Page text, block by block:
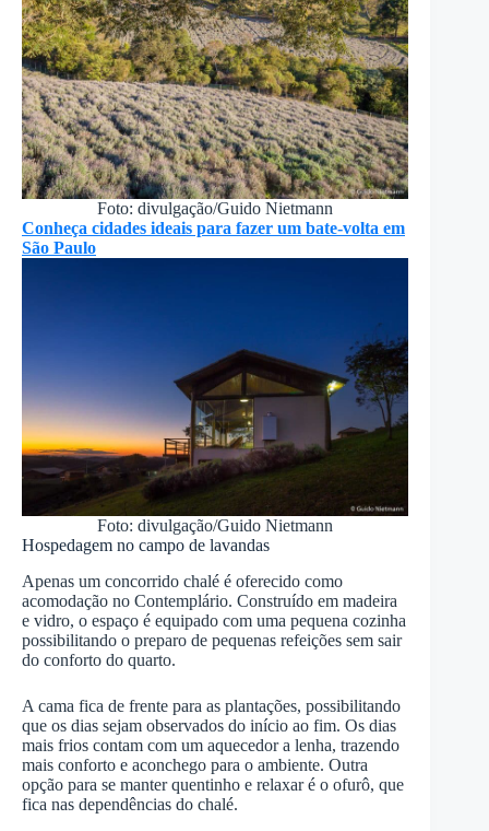
Foto: divulgação/Guido Nietmann
Conheça cidades ideais para fazer um bate-volta em
São Paulo
Foto: divulgação/Guido Nietmann
Hospedagem no campo de lavandas
Apenas um concorrido chalé é oferecido como
acomodação no Contemplário. Construído em madeira
e vidro, o espaço é equipado com uma pequena cozinha
possibilitando o preparo de pequenas refeições sem sair
do conforto do quarto.
A cama fica de frente para as plantações, possibilitando
que os dias sejam observados do início ao fim. Os dias
mais frios contam com um aquecedor a lenha, trazendo
mais conforto e aconchego para o ambiente. Outra
opção para se manter quentinho e relaxar é o ofurô, que
fica nas dependências do chalé.